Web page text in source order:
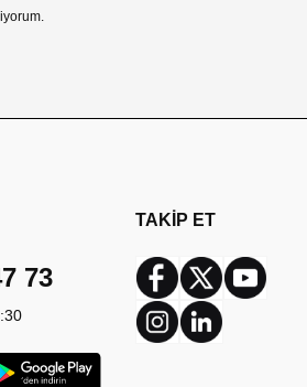
73
TAKİP ET
Facebook
Twitter
InstagramLinkedin